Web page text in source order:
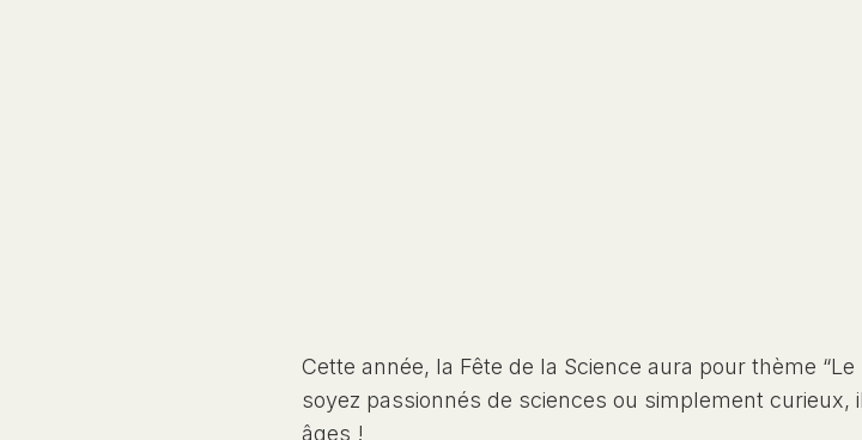
Cette année, la Fête de la Science aura pour thème
soyez passionnés de sciences ou simplement
âges !